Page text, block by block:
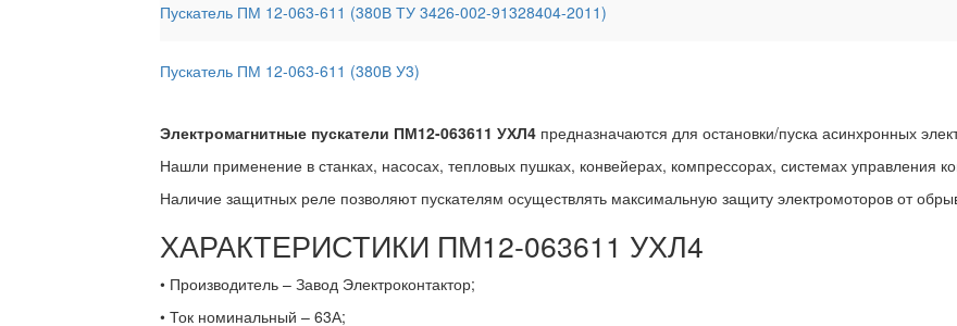
Пускатель ПМ 12-063-611 (380В ТУ 3426-002-91328404-2011)
Пускатель ПМ 12-063-611 (380В У3)
Электромагнитные пускатели ПМ12-063611 УХЛ4 предназначаются для остановки/пуска асинхронных
Нашли применение в станках, насосах, тепловых пушках, конвейерах, компрессорах, системах управления
Наличие защитных реле позволяют пускателям осуществлять максимальную защиту электромоторов от
ХАРАКТЕРИСТИКИ ПМ12-063611 УХЛ4
• Производитель – Завод Электроконтактор;
• Ток номинальный – 63А;